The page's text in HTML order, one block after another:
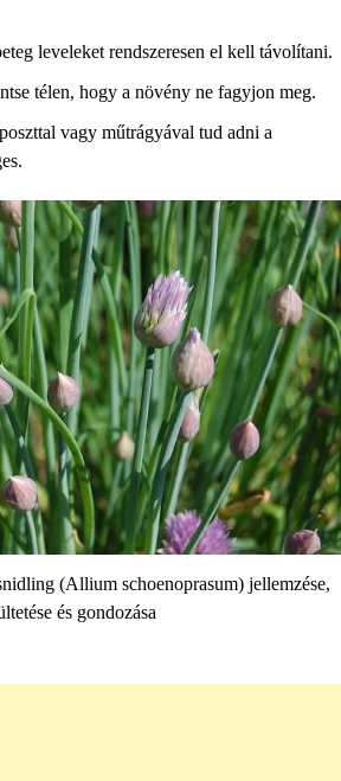
leveleket rendszeresen el kell távolítani.
télen, hogy a növény ne fagyjon meg.
vagy műtrágyával tud adni a
(Allium schoenoprasum) jellemzése,
és gondozása